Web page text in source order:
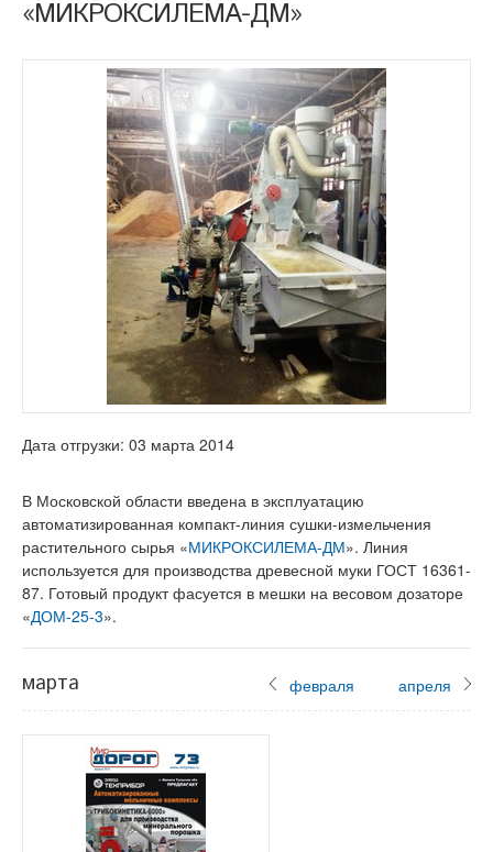
«МИКРОКСИЛЕМА-ДМ»
Дата отгрузки: 03 марта 2014
В Московской области введена в эксплуатацию
автоматизированная компакт-линия сушки-измельчения
растительного сырья «МИКРОКСИЛЕМА-ДМ». Линия
используется для производства древесной муки ГОСТ 16361-
87. Готовый продукт фасуется в мешки на весовом дозаторе
«ДОМ-25-3».
февраля апреля
марта